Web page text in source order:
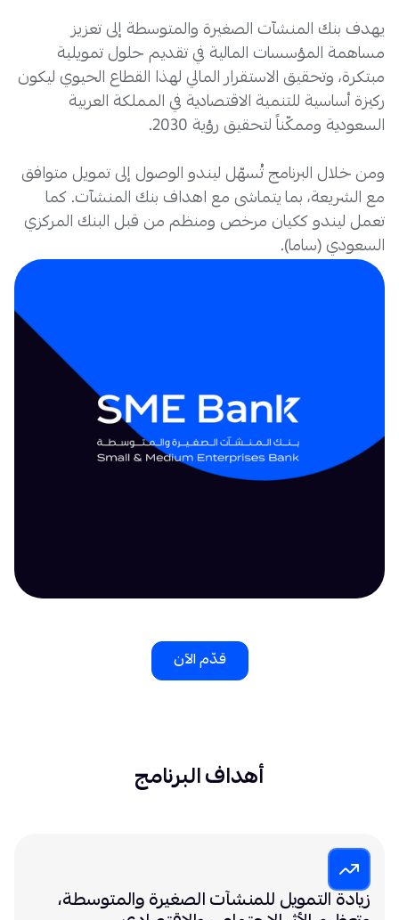
لممارسة نشاط التمويل الجماعي بالدين وفق أحكام الشريعة الإسلامية
يهدف بنك المنشآت الصغيرة والمتوسطة إلى تعزيز
مساهمة المؤسسات المالية في تقديم حلول تمويلية
مبتكرة، وتحقيق الاستقرار المالي لهذا القطاع الحيوي ليكون
ركيزة أساسية للتنمية الاقتصادية في المملكة العربية
السعودية وممكّناً لتحقيق رؤية 2030.
ومن خلال البرنامج تُسهّل ليندو الوصول إلى تمويل متوافق
مع الشريعة، بما يتماشى مع اهداف بنك المنشآت. كما
تعمل ليندو ككيان مرخص ومنظم من قبل البنك المركزي
السعودي (ساما).
قدّم الآن
أهداف البرنامج
زيادة التمويل للمنشآت الصغيرة والمتوسطة،